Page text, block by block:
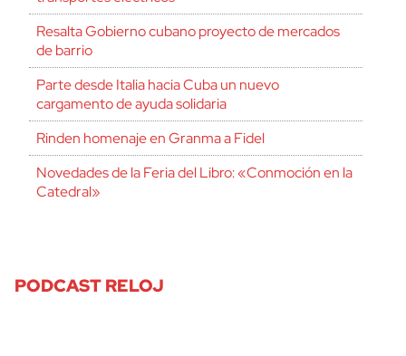
Resalta Gobierno cubano proyecto de mercados
de barrio
Parte desde Italia hacia Cuba un nuevo
cargamento de ayuda solidaria
Rinden homenaje en Granma a Fidel
Novedades de la Feria del Libro: «Conmoción en la
Catedral»
PODCAST RELOJ